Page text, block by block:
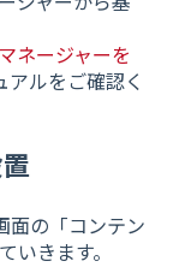
ネージャーを
アルをご確認く
面の「コンテン
いきます。